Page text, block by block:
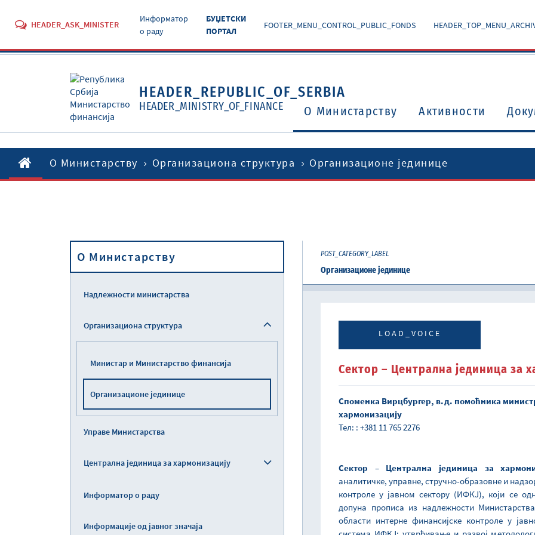
HEADER_ASK_MINISTER
Информатор
о раду
БУЏЕТСКИ
ПОРТАЛ
FOOTER_MENU_CONTROL_PUBLIC_FONDS
HEADER_REPUBLIC_OF_SERBIA
HEADER_MINISTRY_OF_FINANCE O Министарству Активности
O Министарству Организациона структура Организационе јединице
O Министарству
Надлежности министарства
Организациона структура
Министар и Министарство финансија
Организационе јединице
Управе Министарства
Централна јединица за хармонизацију
Информатор о раду
Информације од јавног значаја
POST_CATEGORY_LABEL
Организационе јединице
LOAD_VOICE
Сектор – Централна јединица за
Споменка Вирцбургер, в.д. помоћника
хармонизацију
Тел: : +381 11 765 2276
Сектор – Централна јединица за
аналитичке, управне, стручно-образовне и
контроле у јавном сектору (ИФКЈ), који се
допуна прописа из надлежности
области интерне финансијске контроле у